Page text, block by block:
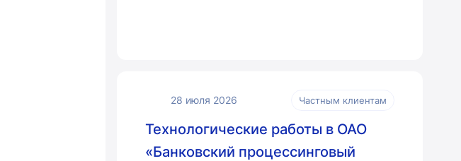
28 июля 2026 Частным клиентам
Технологические работы в ОАО
«Банковский процессинговый